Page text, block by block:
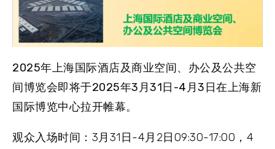
2025年上海国际酒店及商业空间、办公及公共空
间博览会即将于2025年3月31日-4月3日在上海新
国际博览中心拉开帷幕。
观众入场时间 ：3月31日-4月2日09:30-17:00，4